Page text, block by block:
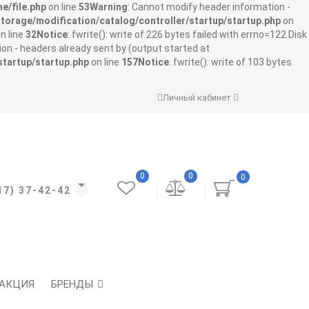
file.php on line 53Warning: Cannot modify header information -
modification/catalog/controller/startup/startup.php on
line 32Notice: fwrite(): write of 226 bytes failed with errno=122 Disk
- headers already sent by (output started at
startup.php on line 157Notice: fwrite(): write of 103 bytes
Личный кабинет
37-42-42
0
0
0
БРЕНДЫ